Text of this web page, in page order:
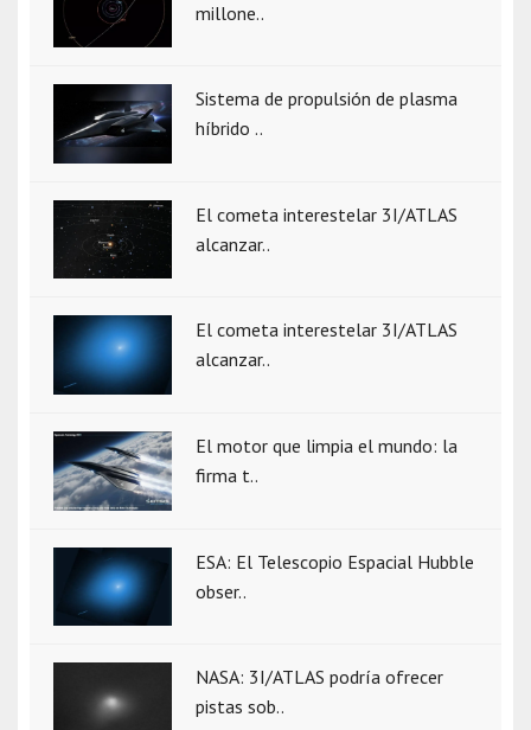
millone..
Sistema de propulsión de plasma
híbrido ..
El cometa interestelar 3I/ATLAS
alcanzar..
El cometa interestelar 3I/ATLAS
alcanzar..
El motor que limpia el mundo: la
firma t..
ESA: El Telescopio Espacial Hubble
obser..
NASA: 3I/ATLAS podría ofrecer
pistas sob..